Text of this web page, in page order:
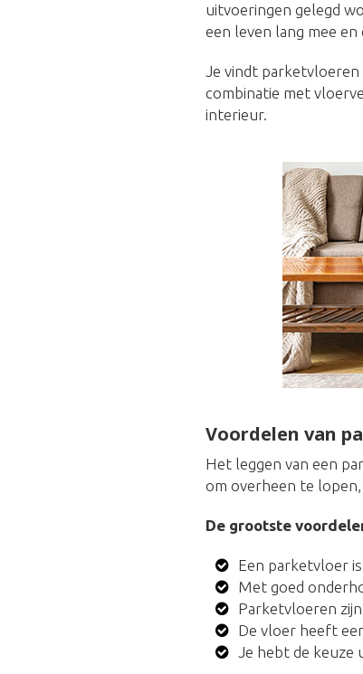
uitvoeringen gelegd
een leven lang mee
Je vindt
combinatie met
interieur.
Voordelen van
Het leggen van een
om overheen te
De grootste
Een parketvloer
Met goed
Parketvloeren
De vloer heeft
Je hebt de keuze